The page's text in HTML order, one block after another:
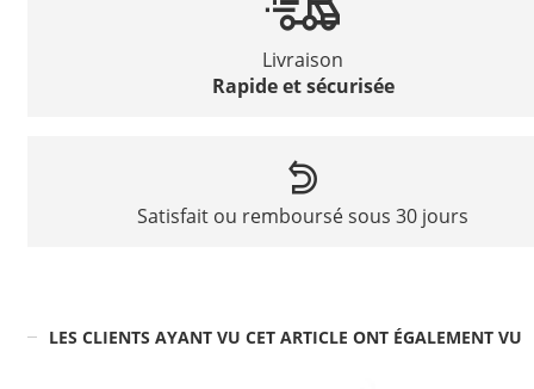
Livraison
Rapide et sécurisée
Satisfait ou remboursé sous 30 jours
LES CLIENTS AYANT VU CET ARTICLE ONT ÉGALEMENT VU